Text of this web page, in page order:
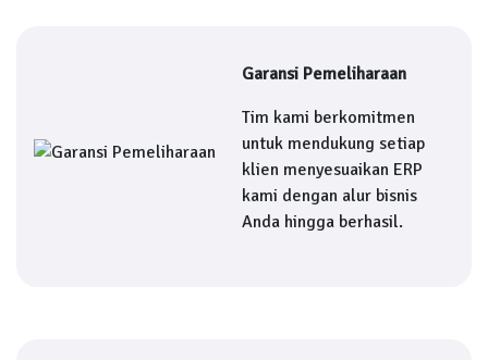
Garansi Pemeliharaan
Tim kami berkomitmen
untuk mendukung setiap
klien menyesuaikan ERP
kami dengan alur bisnis
Anda hingga berhasil.